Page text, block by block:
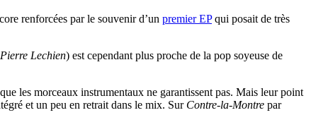
renforcées par le souvenir d’un premier EPqui posait de très
Pierre Lechien) est cependant plus proche de la pop soyeuse de
les morceaux instrumentaux ne garantissent pas. Mais leur point
et un peu en retrait dans le mix. Sur Contre-la-Montre par